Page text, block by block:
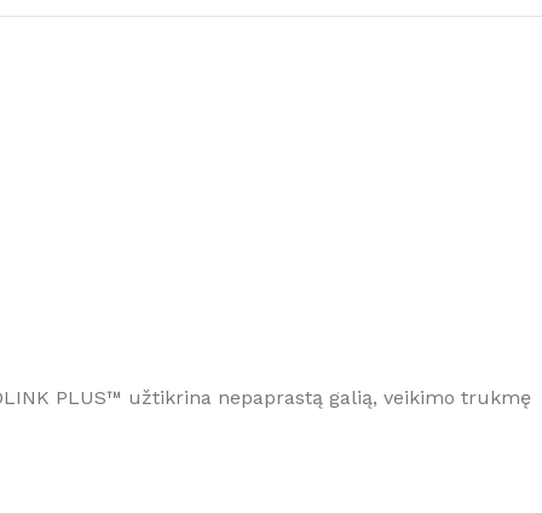
PLUS™ užtikrina nepaprastą galią, veikimo trukmę